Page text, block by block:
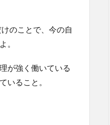
のことで、今の自
。
が強く働いている
いること。